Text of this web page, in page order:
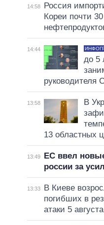
14:58
Россия
Кореи почти
14:44
до 5
руководителя
13:58
В
13 областных
13:49
ЕС ввел
россии за
13:33
В Киеве
погибших в
атаки 5 августа